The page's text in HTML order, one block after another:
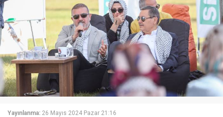
Yayınlanma: 26 Mayıs 2024 Pazar 21:16